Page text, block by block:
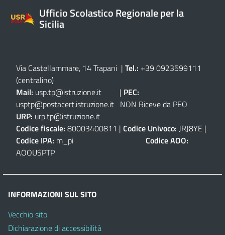
Ufficio Scolastico Regionale per la
Sicilia
Via Castellammare, 14 Trapani | Tel.: +39 0923599111
(centralino)
Mail: usp.tp@istruzione.it | PEC:
usptp@postacert.istruzione.it NON Riceve da PEO
URP: urp.tp@istruzione.it
Codice fiscale: 80003400811 | Codice Univoco: JRJ8YE |
Codice IPA: m_pi Codice AOO:
AOOUSPTP
INFORMAZIONI SUL SITO
Vecchio sito
Dichiarazione di accessibilità